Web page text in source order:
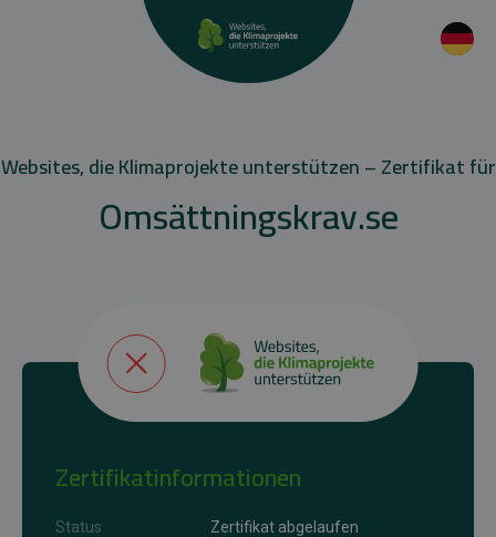
Websites, die Klimaprojekte unterstützen – Zertifikat für
Omsättningskrav.se
Zertifikatinformationen
Status
Zertifikat abgelaufen